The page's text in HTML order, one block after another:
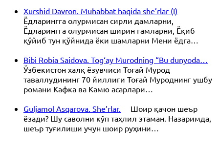
Xurshid Davron. Muhabbat haqida she’rlar (I)
Ёдларингга олурмисан сирли дамларни,
Ёдларингга олурмисан ширин ғамларни, Ёқиб
қўйиб тун қўйнида ёки шамларни Мени ёдга…
Bibi Robia Saidova. Tog‘ay Murodning “Bu dunyoda…
Ўзбекистон халқ ёзувчиси Тоғай Мурод
таваллудининг 70 йиллиги Тоғай Муроднинг ушбу
романи Кафка ва Камю асарлари…
Guljamol Asqarova. She’rlar.
Шоир қачон шеър
ёзади? Шу саволни кўп таҳлил этаман. Назаримда,
шеър туғилиши учун шоир руҳини…